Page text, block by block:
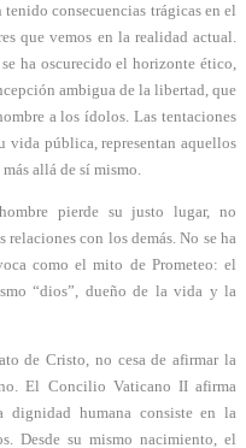
consecuencias trágicas en el
que vemos en la realidad actual.
ha oscurecido el horizonte ético,
ambigua de la libertad, que
a los ídolos. Las tentaciones
vida pública, representan aquellos
allá de sí mismo.
pierde su justo lugar, no
relaciones con los demás. No se ha
como el mito de Prometeo: el
“dios”, dueño de la vida y la
de Cristo, no cesa de afirmar la
El Concilio Vaticano II afirma
dignidad humana consiste en la
Desde su mismo nacimiento, el